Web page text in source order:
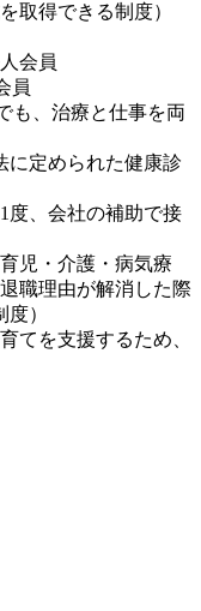
取得できる制度）
会員
員
も、治療と仕事を両
に定められた健康診
度、会社の補助で接
児・介護・病気療
職理由が解消した際
）
てを支援するため、